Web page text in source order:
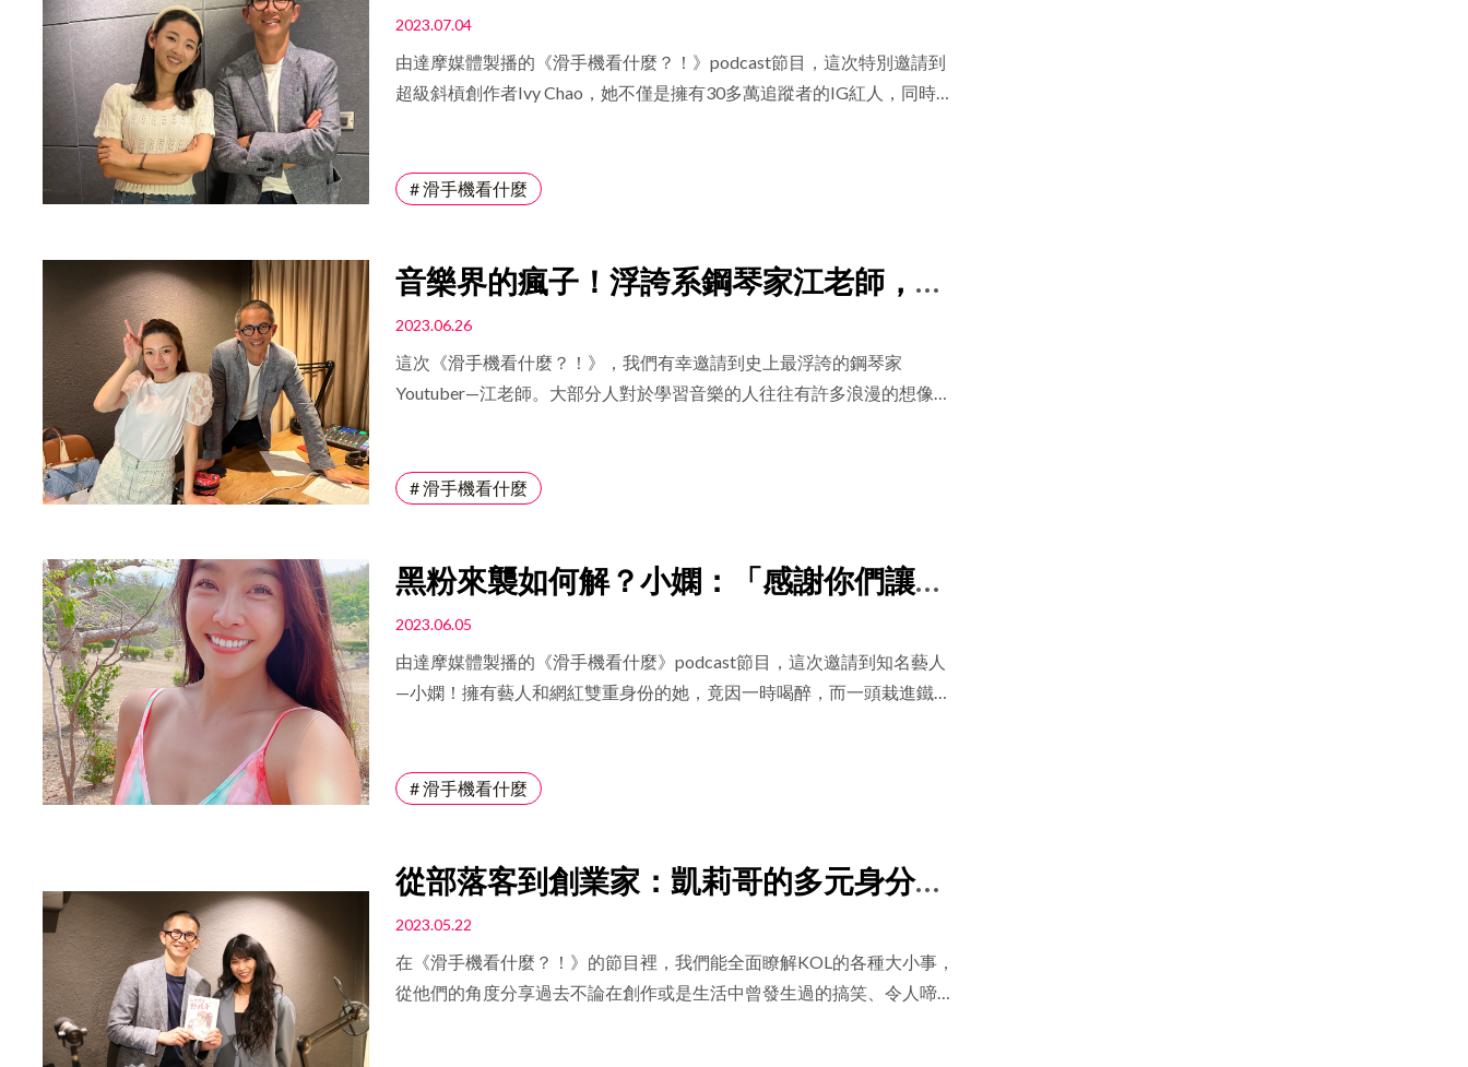
在提醒自己不被霸凌者定義自己的重要性。如今的陳艾琳早已不會受到負
面聲音影響。 對於這些負面批評，她認為重要的是「判斷這些聲音是否
有幫助，能否從中學習或改進。」對於如何擁有面對這些的心靈素質，陳
脾氣差的人，也曾經以不適當的方式批評同事。但成長是永不停止的課
題，陳艾琳一直不斷的透過觀照與自省來認識自己。「情緒是難以避免
時，情緒並不是最重要的因素，甚至是最不必要的。她也進一步以公司面
臨危機為例，強調了在關鍵時刻要專注於解決問題，而不是被情緒左右。
在這段訪談中，我們看到陳艾琳的多重身分與成長軌跡，陳艾琳的故事和
本人都充滿力量，對於斜槓趨勢想要進行自我管理、經營個人品牌的人，
都是含金量非常高的分享。
創作的靈感。他解釋痛苦對他而言是一種維持的元素。原本他以為這樣的
自己是處於一個相當放鬆的狀態，最近才意識到自己的壓力可能很大。
「也可能是我最近正在跑新節目『Featchill』」喬瑟夫分析道。 比起做節
們還討論了業配中客戶要求更改的情況，Chillseph表示有時會有這種情
的廣告。最後，他們輕鬆地討論了手遊品牌主和古裝角色的選擇。 第二
純粹的喜劇表演，他將以一個人的形式進行60分鐘的脫口秀，沒有任何
來賓或暖場的元素。 Chillseph提到去年的專場《乾GOD》其實還有很多
軍裝外套，販售效果也不如預期。「很好奇大家喜不喜歡週邊商品啊。」
料理但又非常美味的食材，如果處理不當甚至可能致命。他喜歡挑選這樣
的素材，因為這樣的狀態其實與他想要探討社群的概念有關。「不會像上
一場《乾GOD》一樣，想要探索料理的極限，但有時忽略了品嘗者是否
能夠跟上他的料理。」不過這不代表他認為《乾GOD》不是一到好菜，
式參與喜劇表演，《乾GOD》對他來說是依然是一個很好的經驗。 雖然
今年他沒有這樣的計劃，但未來可能會再次嘗試這種形式，或許等他更成
聯，以及喬瑟夫會端出什麼樣的素材，就要大家進場自己去體會感受啦。
y Chao的測錯機人生
2023.07.04
由達摩媒體製播的《滑手機看什麼？！》podcast節目，這次特別邀請到
超級斜槓創作者Ivy Chao，她不僅是擁有30多萬追蹤者的IG紅人，同時經
# 滑手機看什麼
音樂界的瘋子！浮誇系鋼琴家江老師，就
愛挑戰古典樂的傳統框架！
2023.06.26
這次《滑手機看什麼？！》，我們有幸邀請到史上最浮誇的鋼琴家
Youtuber—江老師。大部分人對於學習音樂的人往往有許多浪漫的想像，
# 滑手機看什麼
黑粉來襲如何解？小嫻：「感謝你們讓我
知道自己有多好！」
2023.06.05
由達摩媒體製播的《滑手機看什麼》podcast節目，這次邀請到知名藝人
—小嫻！擁有藝人和網紅雙重身份的她，竟因一時喝醉，而一頭栽進鐵人
章！
# 滑手機看什麼
從部落客到創業家：凱莉哥的多元身分，
創立品牌的契機竟是因為自私鬼心態？
2023.05.22
在《滑手機看什麼？！》的節目裡，我們能全面瞭解KOL的各種大小事，
從他們的角度分享過去不論在創作或是生活中曾發生過的搞笑、令人啼笑